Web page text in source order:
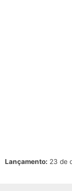
Lançamento: 23 de